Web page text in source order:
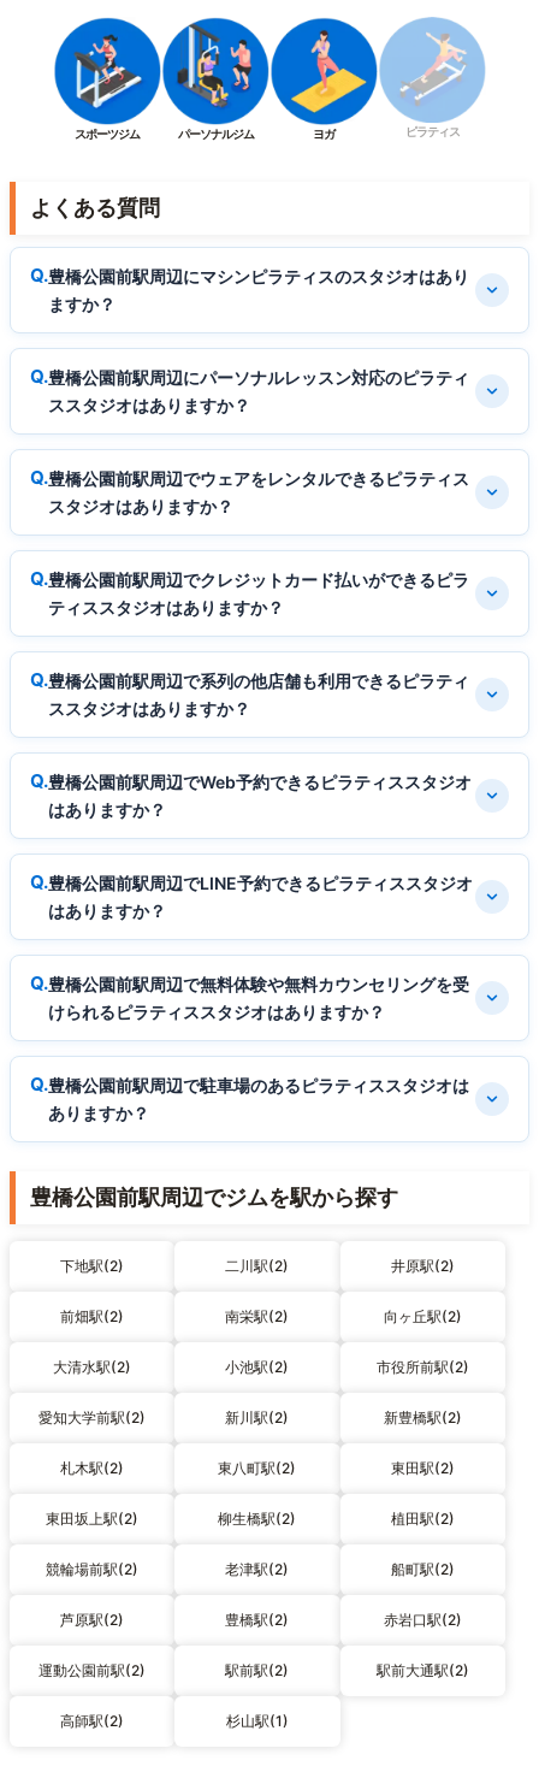
スポーツジム パーソナルジム ヨガ ピラティス
よくある質問
豊橋公園前駅周辺にマシンピラティスのスタジオはあり
ますか？
豊橋公園前駅周辺にパーソナルレッスン対応のピラティ
ススタジオはありますか？
豊橋公園前駅周辺でウェアをレンタルできるピラティス
スタジオはありますか？
豊橋公園前駅周辺でクレジットカード払いができるピラ
ティススタジオはありますか？
豊橋公園前駅周辺で系列の他店舗も利用できるピラティ
ススタジオはありますか？
豊橋公園前駅周辺でWeb予約できるピラティススタジオ
はありますか？
豊橋公園前駅周辺でLINE予約できるピラティススタジオ
はありますか？
豊橋公園前駅周辺で無料体験や無料カウンセリングを受
けられるピラティススタジオはありますか？
豊橋公園前駅周辺で駐車場のあるピラティススタジオは
ありますか？
豊橋公園前駅周辺でジムを駅から探す
下地駅(2) 二川駅(2) 井原駅(2)
前畑駅(2) 南栄駅(2) 向ヶ丘駅(2)
大清水駅(2) 小池駅(2) 市役所前駅(2)
愛知大学前駅(2) 新川駅(2) 新豊橋駅(2)
札木駅(2) 東八町駅(2) 東田駅(2)
東田坂上駅(2) 柳生橋駅(2) 植田駅(2)
競輪場前駅(2) 老津駅(2) 船町駅(2)
芦原駅(2) 豊橋駅(2) 赤岩口駅(2)
運動公園前駅(2) 駅前駅(2) 駅前大通駅(2)
高師駅(2) 杉山駅(1)